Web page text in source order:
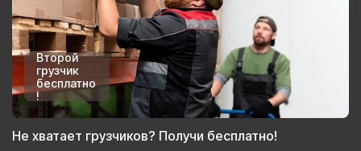
Второй
грузчик
бесплатно
!
Не хватает грузчиков? Получи бесплатно!